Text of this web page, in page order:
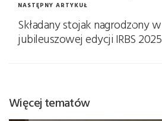
NASTĘPNY ARTYKUŁ
Składany stojak nagrodzony w
jubileuszowej edycji IRBS 2025
Więcej tematów